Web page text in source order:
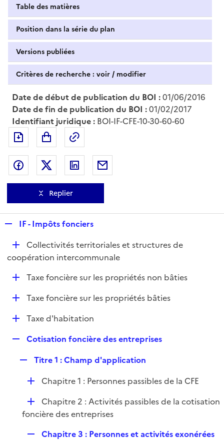
Table des matières
Position dans la série du plan
Versions publiées
Critères de recherche : voir / modifier
Date de début de publication du BOI :01/06/2016
Date de fin de publication du BOI :01/02/2017
Identifiant juridique : BOI-IF-CFE-10-30-60-60
Exporter le document au format pdf
Partager sur Facebook
Partager sur Twitter
Partager sur LinkedIn
Replier
p
l
i
e
r
IF - Impôts fonciers
D
é
Collectivités territoriales et structures de
coopération intercommunale
DTaxe foncière sur les propriétés non bâties
D
e
Taxe foncière sur les propriétés bâties
D
p
Taxe d'habitation
p
r
Cotisation foncière des entreprises
p
l
i
e
r
Titre 1 : Champ d'application
D
l
Chapitre 1 : Personnes passibles de la CFE
D
é
Chapitre 2 : Activités passibles de la cotisation
foncière des entreprises
Chapitre 3 : Personnes et activités exonérées